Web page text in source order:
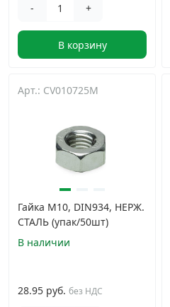
- +
В корзину
Арт.: CV010725M
Гайка М10, DIN934, НЕРЖ.
СТАЛЬ (упак/50шт)
В наличии
28.95 руб. без НДС